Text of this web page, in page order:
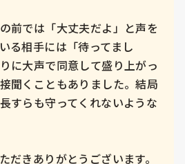
前では「大丈夫だよ」と声を
る相手には「待ってまし
に大声で同意して盛り上がっ
聞くこともありました。結局
すらも守ってくれないような
だきありがとうございます。